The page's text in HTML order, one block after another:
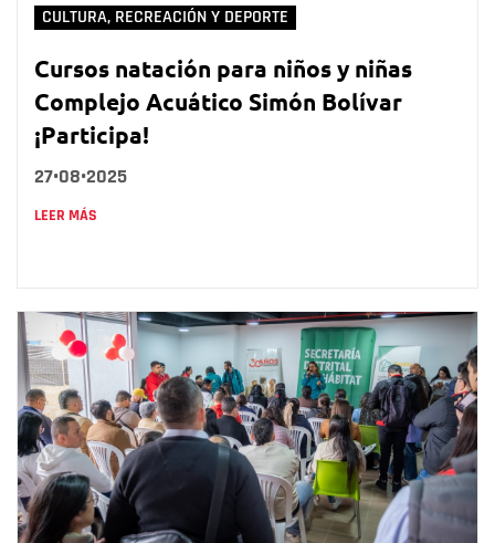
CULTURA, RECREACIÓN Y DEPORTE
Cursos natación para niños y niñas
Complejo Acuático Simón Bolívar
¡Participa!
27•08•2025
LEER MÁS